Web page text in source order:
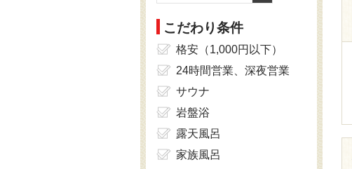
こだわり条件
格安（1,000円以下）
24時間営業、深夜営業
サウナ
岩盤浴
露天風呂
家族風呂